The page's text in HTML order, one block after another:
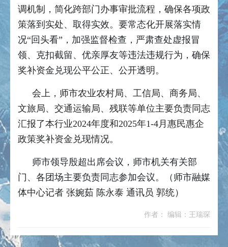
调机制，简化跨部门办事审批流程，确保各项政
策落到实处、取得实效。要常态化开展落实情
况“回头看”，加强监督检查，严肃查处虚报冒
领、克扣截留、优亲厚友等违法违规行为，确保
奖补资金兑现公平公正、公开透明。
会上，师市农业农村局、工信局、商务局、
文旅局、交通运输局、残联等单位主要负责同志
汇报了本行业2024年度和2025年1-4月惠民惠企
政策奖补资金兑现情况。
师市领导殷超出席会议，师市机关有关部
门、各团场主要负责同志参加会议。（师市融媒
体中心记者 张婉茹 陈永泰 通讯员 郭统）
作者： 编辑：王瑞琛